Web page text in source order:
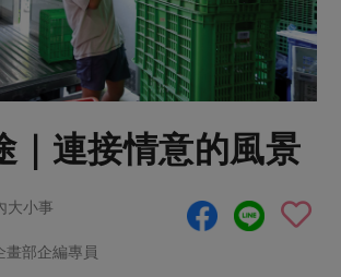
乳製品
米麵雜糧
束
圓滿結束
後一週
四彈
一籃菜真心話
合作聯合國
親子食育
｜連接情意的風景
大小事
畫部企編專員